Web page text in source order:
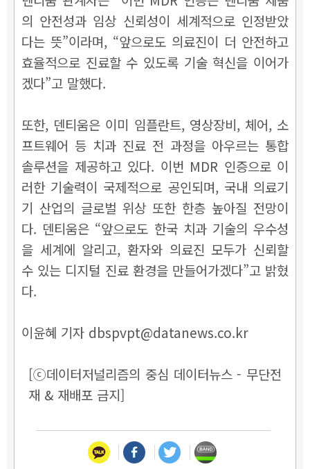
의 안전성과 임상 신뢰성이 세계적으로 인정받았
다는 뜻”이라며, “앞으로도 의료진이 더 안전하고
효율적으로 진료할 수 있도록 기술 혁신을 이어가
겠다”고 말했다.
또한, 덴티움은 이미 임플란트, 영상장비, 체어, 소
프트웨어 등 치과 진료 전 과정을 아우르는 통합
솔루션을 제공하고 있다. 이번 MDR 인증으로 이
러한 기술력이 국제적으로 공인되며, 국내 의료기
기 산업의 글로벌 위상 또한 한층 높아질 전망이
다. 덴티움은 “앞으로도 한국 치과 기술의 우수성
을 세계에 알리고, 환자와 의료진 모두가 신뢰할
수 있는 디지털 진료 환경을 만들어가겠다”고 밝혔
다.
이윤혜 기자 dbspvpt@datanews.co.kr
[ⓒ데이터저널리즘의 중심 데이터뉴스 - 무단전
재 & 재배포 금지]